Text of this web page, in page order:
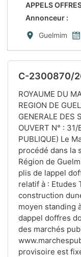
APPELS
Annonceur :
Guelmim
C-2300870/
ROYAUME DU
REGION DE
GENERALE DES
OUVERT N° :
PUBLIQUE) Le
procédé dans la
Région de
plis de lappel
relatif à : Etudes
construction
moyen standing
dappel doffres
des marchés
provisoire est